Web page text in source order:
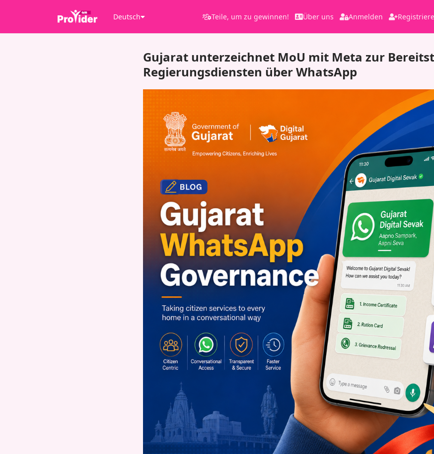
Deutsch Teile, um zu gewinnen! Über uns Anmelden
Gujarat unterzeichnet MoU mit Meta zur
Regierungsdiensten über WhatsApp